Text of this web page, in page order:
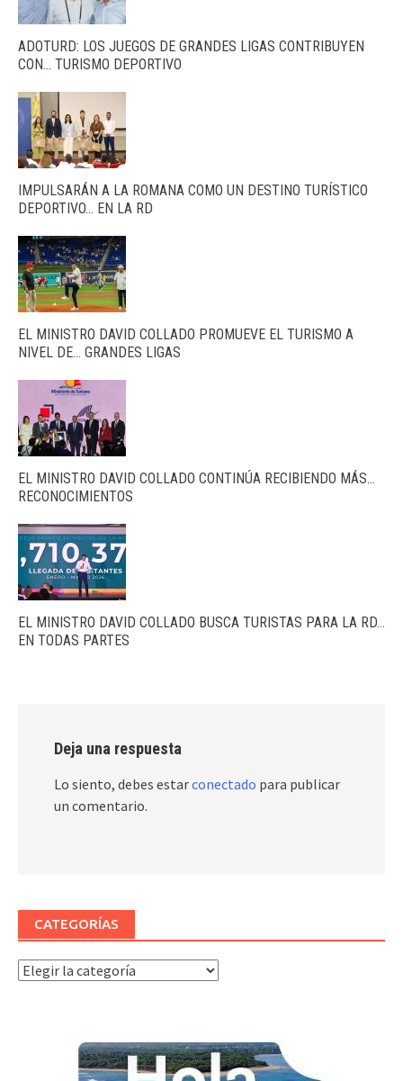
ADOTURD: LOS JUEGOS DE GRANDES LIGAS CONTRIBUYEN
CON… TURISMO DEPORTIVO
IMPULSARÁN A LA ROMANA COMO UN DESTINO TURÍSTICO
DEPORTIVO… EN LA RD
EL MINISTRO DAVID COLLADO PROMUEVE EL TURISMO A
NIVEL DE… GRANDES LIGAS
EL MINISTRO DAVID COLLADO CONTINÚA RECIBIENDO MÁS…
RECONOCIMIENTOS
EL MINISTRO DAVID COLLADO BUSCA TURISTAS PARA LA RD…
EN TODAS PARTES
Deja una respuesta
Lo siento, debes estarconectado para publicar
un comentario.
CATEGORÍAS
Categorías